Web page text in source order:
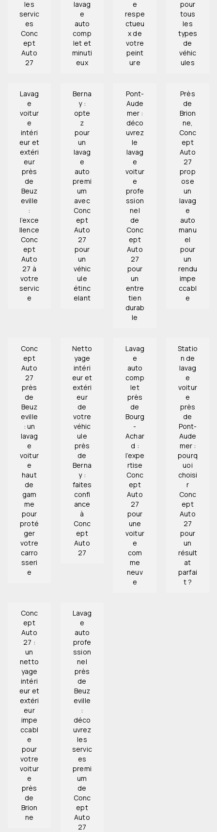
les
servic
es
Conc
ept
Auto
27
lavag
e
auto
comp
let et
minuti
eux
e
respe
ctueu
x de
votre
peint
ure
pour
tous
les
types
de
véhic
ules
Lavag
e
voitur
e
intéri
eur et
extéri
eur
près
de
Beuz
eville
:
l’exce
llence
Conc
ept
Auto
27 à
votre
servic
e
Berna
y :
opte
z
pour
un
lavag
e
auto
premi
um
avec
Conc
ept
Auto
27
pour
un
véhic
ule
étinc
elant
Pont-
Aude
mer :
déco
uvrez
le
lavag
e
voitur
e
profe
ssion
nel
de
Conc
ept
Auto
27
pour
un
entre
tien
durab
le
Près
de
Brion
ne,
Conc
ept
Auto
27
prop
ose
un
lavag
e
auto
manu
el
pour
un
rendu
impe
ccabl
e
Conc
ept
Auto
27
près
de
Beuz
eville
: un
lavag
e
voitur
e
haut
de
gam
me
pour
proté
ger
votre
carro
sseri
e
Netto
yage
intéri
eur et
extéri
eur
de
votre
véhic
ule
près
de
Berna
y :
faites
confi
ance
à
Conc
ept
Auto
27
Lavag
e
auto
comp
let
près
de
Bourg
-
Achar
d :
l’expe
rtise
Conc
ept
Auto
27
pour
une
voitur
e
com
me
neuv
e
Statio
n de
lavag
e
voitur
e
près
de
Pont-
Aude
mer :
pourq
uoi
choisi
r
Conc
ept
Auto
27
pour
un
résult
at
parfai
t ?
Conc
ept
Auto
27 :
un
netto
yage
intéri
eur et
extéri
eur
impe
ccabl
e
pour
votre
voitur
e
près
de
Brion
ne
Lavag
e
auto
profe
ssion
nel
près
de
Beuz
eville
:
déco
uvrez
les
servic
es
premi
um
de
Conc
ept
Auto
27